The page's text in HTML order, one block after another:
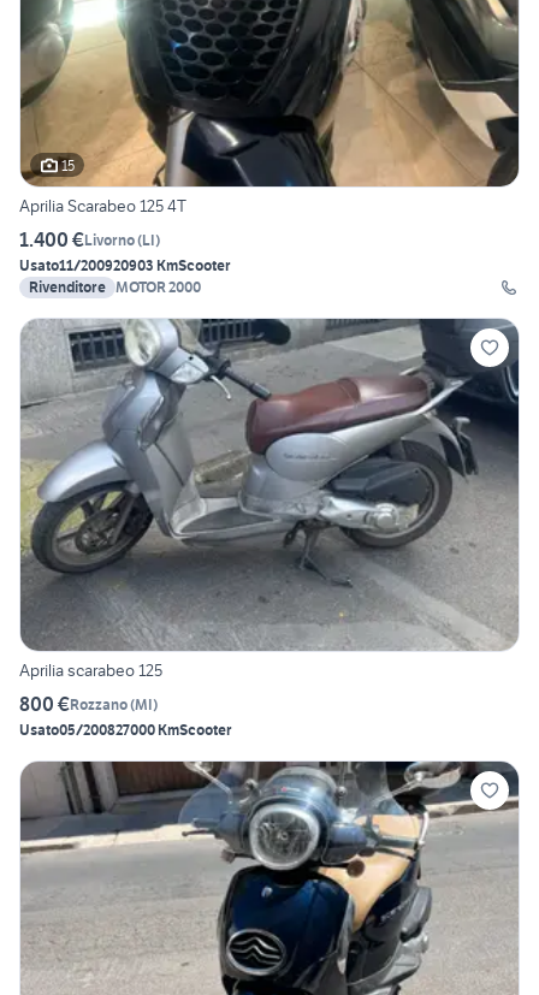
15
Aprilia Scarabeo 125 4T
1.400 €Livorno(LI)
Usato11/200920903 KmScooter
Rivenditore MOTOR 2000
Aprilia scarabeo 125
800 €Rozzano(MI)
Usato05/200827000 KmScooter